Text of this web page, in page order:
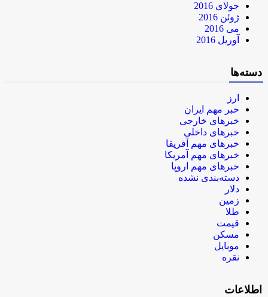
جولای 2016
ژوئن 2016
می 2016
آوریل 2016
دسته‌ها
ارز
خبر مهم ایران
خبرهای خارجی
خبرهای داخلی
خبرهای مهم آفریقا
خبرهای مهم آمریکا
خبرهای مهم اروپا
دسته‌بندی نشده
دلار
زمین
طلا
قیمت
مسکن
موبایل
نقره
اطلاعات